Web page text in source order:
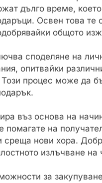
дълго време,
Освен това те
общото
споделяне на
опитвайки
Този процес може да
въз основа на
на
среща нови хора.
излъчване на
за